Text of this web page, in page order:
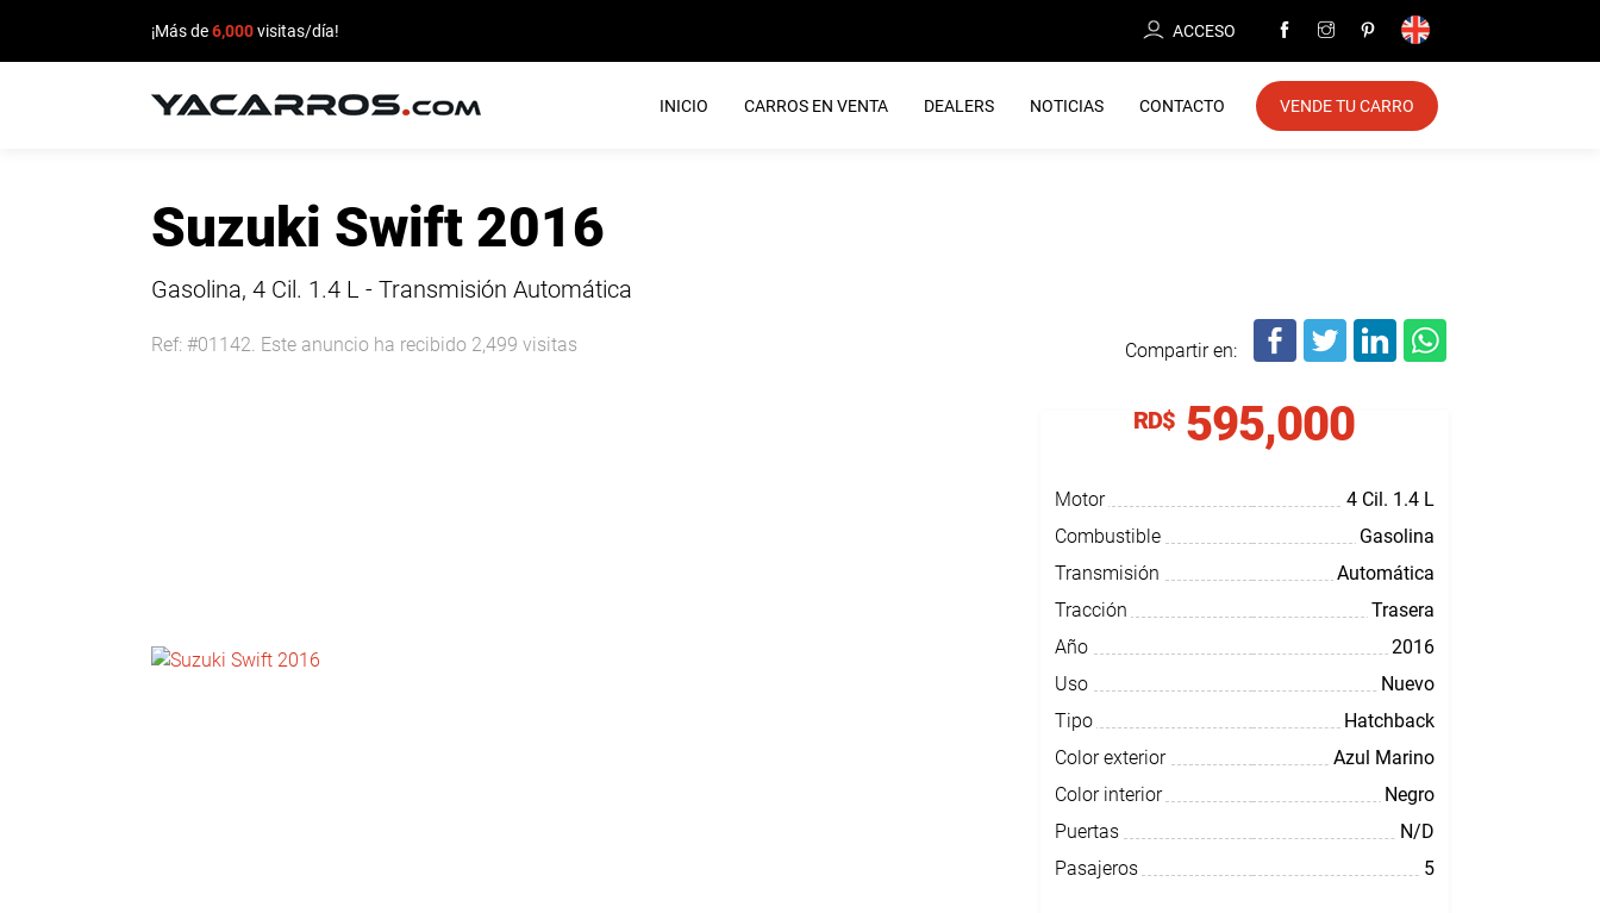
¡Más de6,000visitas/día! ACCESO
INICIO CARROS EN VENTA DEALERS NOTICIAS CONTACTO VENDE TU CARRO
Suzuki Swift 2016
Gasolina, 4 Cil. 1.4 L - Transmisión Automática
Ref: #01142. Este anuncio ha recibido 2,499 visitas Compartir en:
RD$ 595,000
Motor 4 Cil. 1.4 L
Combustible
Gasolina
Transmisión
Automática
Tracción
Trasera
Año
2016
Uso
Nuevo
Tipo
Hatchback
Color exterior
Azul Marino
Color interior
Negro
Puertas
N/D
Pasajeros
5